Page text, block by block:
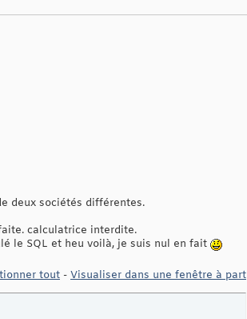
deux sociétés différentes.
calculatrice interdite.
le SQL et heu voilà, je suis nul en fait
tout - Visualiser dans une fenêtre à part